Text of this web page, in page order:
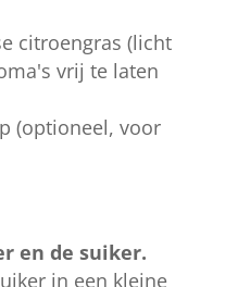
citroengras (licht
vrij te laten
(optioneel, voor
en de suiker.
in een kleine